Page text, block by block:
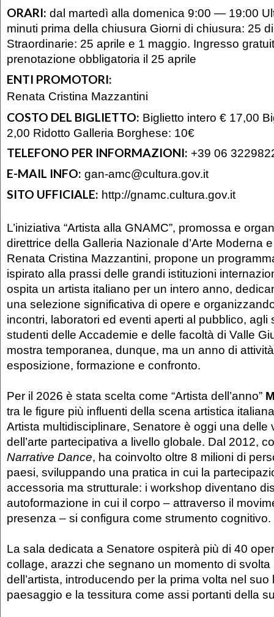
ORARI: dal martedì alla domenica 9:00 — 19:00
minuti prima della chiusura Giorni di chiusura: 25
Straordinarie: 25 aprile e 1 maggio. Ingresso
prenotazione obbligatoria il 25 aprile
ENTI PROMOTORI:
Renata Cristina Mazzantini
COSTO DEL BIGLIETTO: Biglietto intero € 17,00
2,00 Ridotto Galleria Borghese: 10€
TELEFONO PER INFORMAZIONI: +39 06
E-MAIL INFO: gan-amc@cultura.gov.it
SITO UFFICIALE: http://gnamc.cultura.gov.it
L’iniziativa “Artista alla GNAMC”, promossa e
direttrice della Galleria Nazionale d’Arte Moderna
Renata Cristina Mazzantini, propone un
ispirato alla prassi delle grandi istituzioni
ospita un artista italiano per un intero anno,
una selezione significativa di opere e
incontri, laboratori ed eventi aperti al pubblico, agli
studenti delle Accademie e delle facoltà di Valle
mostra temporanea, dunque, ma un anno di
esposizione, formazione e confronto.
Per il 2026 è stata scelta come “Artista dell’anno”
tra le figure più influenti della scena artistica
Artista multidisciplinare, Senatore è oggi una delle
dell’arte partecipativa a livello globale. Dal 2012,
Narrative Dance, ha coinvolto oltre 8 milioni di
paesi, sviluppando una pratica in cui la
accessoria ma strutturale: i workshop diventano
autoformazione in cui il corpo – attraverso il
presenza – si configura come strumento cognitivo.
La sala dedicata a Senatore ospiterà più di 40
collage, arazzi che segnano un momento di svolta
dell’artista, introducendo per la prima volta nel suo
paesaggio e la tessitura come assi portanti della